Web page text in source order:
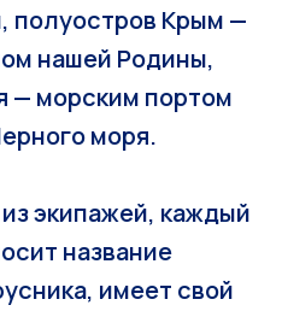
полуостров Крым —
нашей Родины,
— морским портом
моря.
экипажей, каждый
название
имеет свой